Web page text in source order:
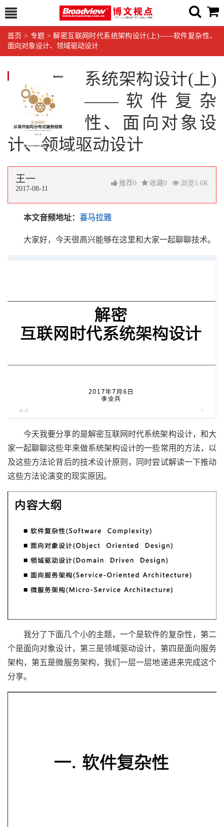
首页 > 专题 >解密互联网时代系统架构设计(上)——软件复杂性、
面向对象设计、领域驱动设计
解密互联网时代
系统架构设计(上)
——软件复杂
性、面向对象设
计、领域驱动设计
王一
2017-08-11
推荐0 收藏0 浏览1.6K
本文音频地址： 喜马拉雅
大家好，今天很高兴能够在这里和大家一起聊聊技术。
今天我要分享的是解密互联网时代系统架构设计，和大
家一起聊聊这些年来做系统架构设计的一些常用的方法，以
及这些方法论背后的技术设计原则，同时尝试解读一下推动
这些方法论演变的现实原因。
我分了下面几个小的主题，一个是软件的复杂性，第二
个是面向对象设计，第三是领域驱动设计，第四是面向服务
架构，第五是微服务架构，我们一层一层地递进来完成这个
分享。